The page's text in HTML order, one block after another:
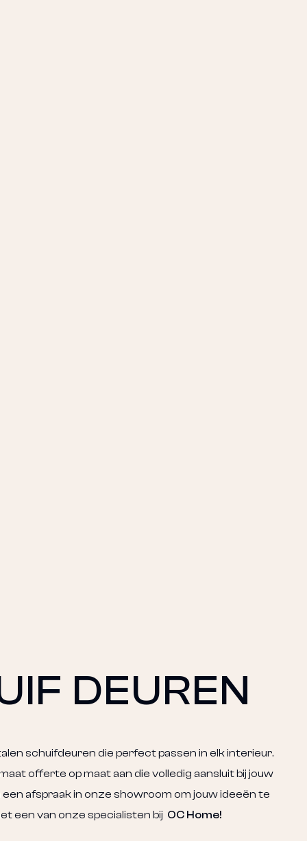
DEUREN
schuifdeuren die perfect passen in elk interieur.
offerte op maat aan die volledig aansluit bij jouw
afspraak in onze showroom om jouw ideeën te
een van onze specialisten bij OC Home!